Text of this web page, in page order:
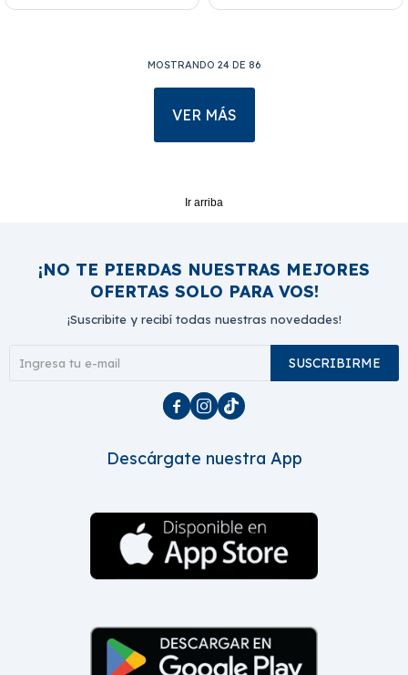
MOSTRANDO 24 DE 86
VER MÁS
Ir arriba
¡NO TE PIERDAS NUESTRAS MEJORES
OFERTAS SOLO PARA VOS!
¡Suscribite y recibí todas nuestras novedades!
SUSCRIBIRME
  
Descárgate nuestra App